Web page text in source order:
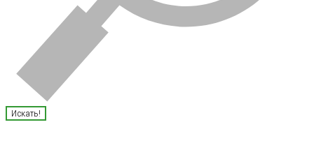
Искать!